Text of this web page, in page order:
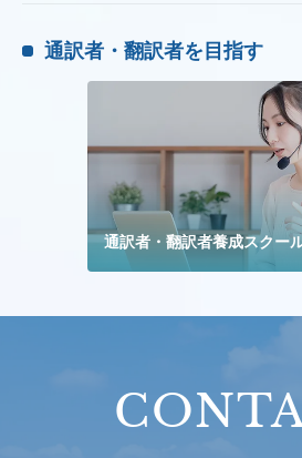
通訳者・翻訳者を目指す
通訳者・翻訳者養成スクー